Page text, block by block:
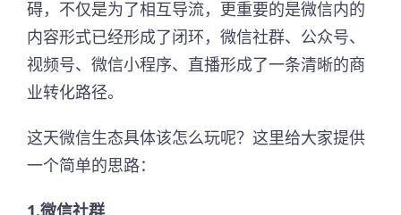
碍，不仅是为了相互导流，更重要的是微信内的
内容形式已经形成了闭环，微信社群、公众号、
视频号、微信小程序、直播形成了一条清晰的商
业转化路径。
这天微信生态具体该怎么玩呢？这里给大家提供
一个简单的思路：